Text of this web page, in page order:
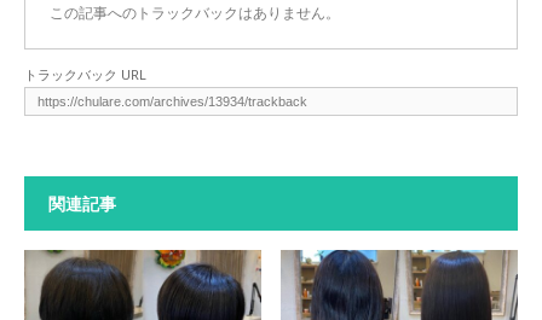
この記事へのトラックバックはありません。
トラックバック URL
関連記事